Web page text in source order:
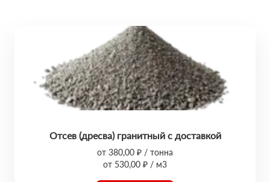
Отсев (дресва) гранитный с доставкой
от 380,00 ₽ / тонна
от 530,00 ₽ / м3